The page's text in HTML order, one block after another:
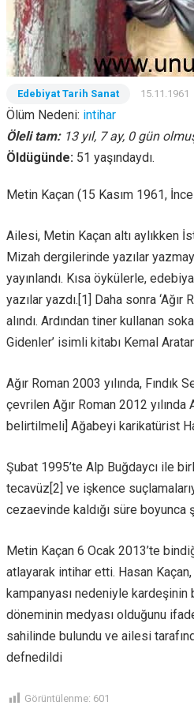
Edebiyat Tarih Sanat 15.11.1961
Ölüm Nedeni: intihar
Öleli tam: 13 yıl, 7 ay, 0 gün
Öldügünde: 51 yaşındaydı.
Metin Kaçan (15 Kasım 1961,
Ailesi, Metin Kaçan altı aylıkken
Mizah dergilerinde yazılar
yayınlandı. Kısa öykülerle,
yazılar yazdı.[1] Daha sonra ‘Ağır
alındı. Ardından tiner kullanan
Gidenler’ isimli kitabı Kemal
Ağır Roman 2003 yılında, Fındık
çevrilen Ağır Roman 2012 yılında
belirtilmeli] Ağabeyi karikatürist
Şubat 1995’te Alp Buğdaycı ile
tecavüz[2] ve işkence
cezaevinde kaldığı süre boyunca
Metin Kaçan 6 Ocak 2013’te
atlayarak intihar etti. Hasan
kampanyası nedeniyle kardeşinin
döneminin medyası olduğunu
sahilinde bulundu ve ailesi
defnedildi
Görüntülenme: 601